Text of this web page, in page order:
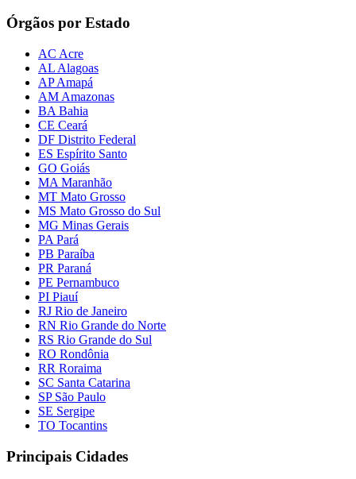
Órgãos por Estado
AC Acre
AL Alagoas
AP Amapá
AM Amazonas
BA Bahia
CE Ceará
DF Distrito Federal
ES Espírito Santo
GO Goiás
MA Maranhão
MT Mato Grosso
MS Mato Grosso do Sul
MG Minas Gerais
PA Pará
PB Paraíba
PR Paraná
PE Pernambuco
PI Piauí
RJ Rio de Janeiro
RN Rio Grande do Norte
RS Rio Grande do Sul
RO Rondônia
RR Roraima
SC Santa Catarina
SP São Paulo
SE Sergipe
TO Tocantins
Principais Cidades